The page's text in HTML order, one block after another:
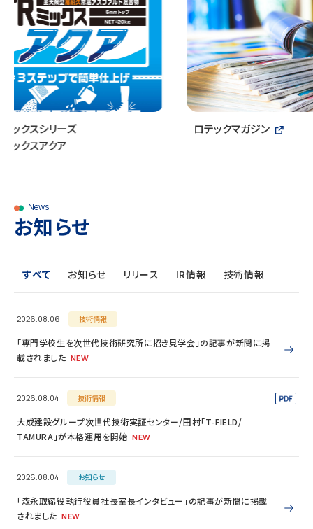
ロテックマガジン ピックアップ工事
News
お知らせ
すべて お知らせ リリース IR情報 技術情報
2026.08.06 技術情報
「専門学校生を次世代技術研究所に招き見学会」の記事が新聞に掲
載されました NEW
2026.08.04 技術情報
大成建設グループ次世代技術実証センター/田村「T-FIELD/
TAMURA」が本格運用を開始 NEW
2026.08.04 お知らせ
「森永取締役執行役員社長室長インタビュー」の記事が新聞に掲載
されました NEW